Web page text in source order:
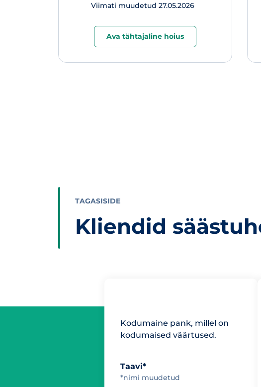
Viimati muudetud 27.05.2026
Ava tähtajaline hoius
TAGASISIDE
Kliendid
Kodumaine pank, millel on
kodumaised väärtused.
Taavi*
*nimi muudetud